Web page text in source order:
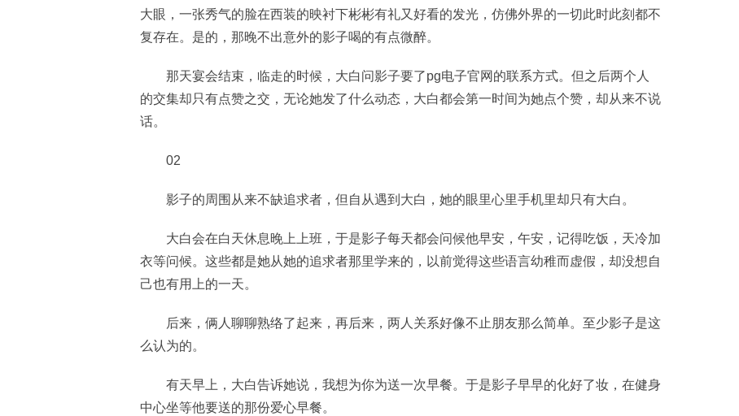
大眼，一张秀气的脸在西装的映衬下彬彬有礼又好看的发光，仿佛外界的一切此时此刻都不
复存在。是的，那晚不出意外的影子喝的有点微醉。
那天宴会结束，临走的时候，大白问影子要了pg电子官网的联系方式。但之后两个人
的交集却只有点赞之交，无论她发了什么动态，大白都会第一时间为她点个赞，却从来不说
话。
02
影子的周围从来不缺追求者，但自从遇到大白，她的眼里心里手机里却只有大白。
大白会在白天休息晚上上班，于是影子每天都会问候他早安，午安，记得吃饭，天冷加
衣等问候。这些都是她从她的追求者那里学来的，以前觉得这些语言幼稚而虚假，却没想自
己也有用上的一天。
后来，俩人聊聊熟络了起来，再后来，两人关系好像不止朋友那么简单。至少影子是这
么认为的。
有天早上，大白告诉她说，我想为你为送一次早餐。于是影子早早的化好了妆，在健身
中心坐等他要送的那份爱心早餐。